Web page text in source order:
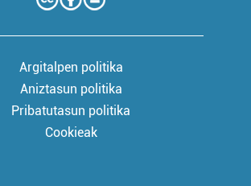
Argitalpen politika
Aniztasun politika
Pribatutasun politika
Cookieak